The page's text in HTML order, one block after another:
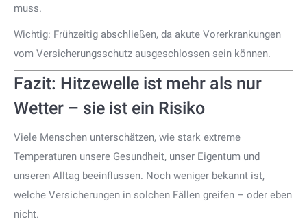
muss.
Wichtig: Frühzeitig abschließen, da akute Vorerkrankungen
vom Versicherungsschutz ausgeschlossen sein können.
Fazit: Hitzewelle ist mehr als nur
Wetter – sie ist ein Risiko
Viele Menschen unterschätzen, wie stark extreme
Temperaturen unsere Gesundheit, unser Eigentum und
unseren Alltag beeinflussen. Noch weniger bekannt ist,
welche Versicherungen in solchen Fällen greifen – oder eben
nicht.